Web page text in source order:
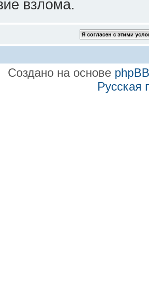
взлома.
Создано на основе phpBB
Русская